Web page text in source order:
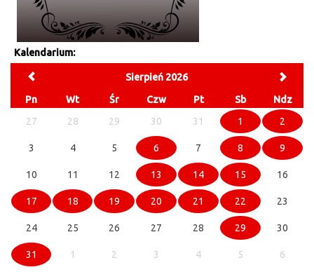
Kalendarium:
Sierpień 2026
Pn
Wt Śr Czw Pt Sb
Ndz
27
28 29 30 31 1 2
3 4 5 6 7 8 9
10 11 12 13 14 15 16
17 18 19 20 21 22 23
24 25 26 27 28 29 30
31 1 2 3 4 5 6